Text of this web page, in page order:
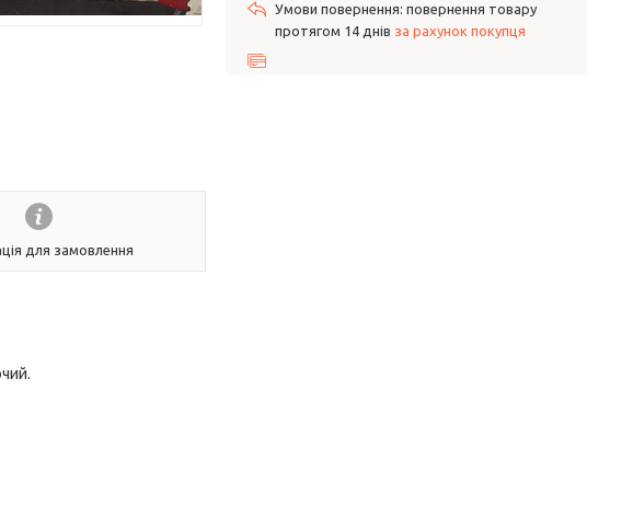
для замовлення
повернення товару
протягом 14 днів за рахунок покупця